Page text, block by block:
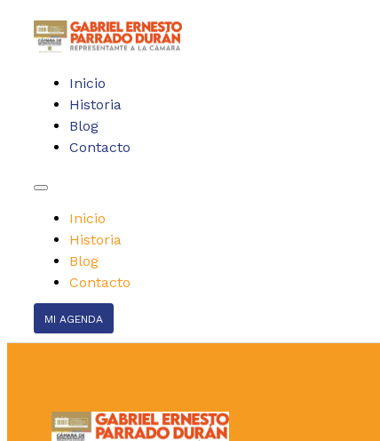
Inicio
Historia
Blog
Contacto
Inicio
Historia
Blog
Contacto
MI AGENDA